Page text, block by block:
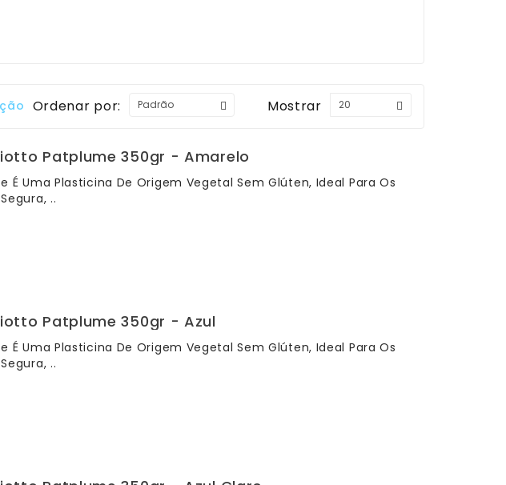
(0)
Ordenar por: Mostrar
Patplume 350gr - Amarelo
É Uma Plasticina De Origem Vegetal Sem Glúten, Ideal Para Os
..
Patplume 350gr - Azul
É Uma Plasticina De Origem Vegetal Sem Glúten, Ideal Para Os
..